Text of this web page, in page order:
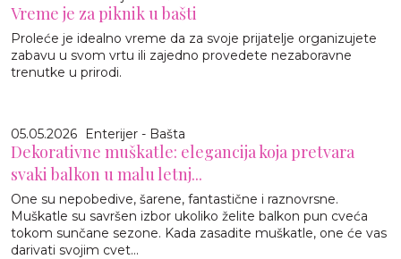
Vreme je za piknik u bašti
Proleće je idealno vreme da za svoje prijatelje organizujete
zabavu u svom vrtu ili zajedno provedete nezaboravne
trenutke u prirodi.
05.05.2026 Enterijer - Bašta
Dekorativne muškatle: elegancija koja pretvara
svaki balkon u malu letnj...
One su nepobedive, šarene, fantastične i raznovrsne.
Muškatle su savršen izbor ukoliko želite balkon pun cveća
tokom sunčane sezone. Kada zasadite muškatle, one će vas
darivati svojim cvet...